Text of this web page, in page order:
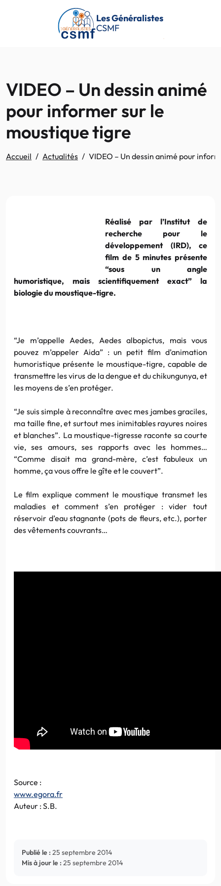
Passer au contenu principal
Les Généralistes
CSMF
VIDEO – Un dessin animé
pour informer sur le
moustique tigre
Accueil Actualités VIDEO – Un dessin animé pour
Réalisé par l’Institut de
recherche pour le
développement (IRD), ce
film de 5 minutes présente
“sous un angle
humoristique, mais scientifiquement exact” la
biologie du moustique-tigre.
“Je m’appelle Aedes, Aedes albopictus, mais vous
pouvez m’appeler Aida” : un petit film d’animation
humoristique présente le moustique-tigre, capable de
transmettre les virus de la dengue et du chikungunya, et
les moyens de s’en protéger.
“Je suis simple à reconnaître avec mes jambes graciles,
ma taille fine, et surtout mes inimitables rayures noires
et blanches”. La moustique-tigresse raconte sa courte
vie, ses amours, ses rapports avec les hommes…
“Comme disait ma grand-mère, c’est fabuleux un
homme, ça vous offre le gîte et le couvert”.
Le film explique comment le moustique transmet les
maladies et comment s’en protéger : vider tout
réservoir d’eau stagnante (pots de fleurs, etc.), porter
des vêtements couvrants…
Source :
www.egora.fr
Auteur : S.B.
Publié le : 25 septembre 2014
Mis à jour le : 25 septembre 2014